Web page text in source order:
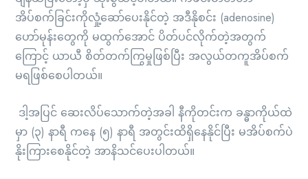
အိပ်စက်ခြင်းကိုလှုံ့ဆော်ပေးနိုင်တဲ့ အဒီနိုစင်း (adenosine)
ဟော်မုန်းတွေကို မထွက်အောင် ပိတ်ပင်လိုက်တဲ့အတွက်
ကြောင့် ယာယီ စိတ်တက်ကြွမှုဖြစ်ပြီး အလွယ်တကူအိပ်စက်
မရဖြစ်စေပါတယ်။
ဒါ့အပြင် ဆေးလိပ်သောက်တဲ့အခါ နီကိုတင်းက ခန္ဓာကိုယ်ထဲ
မှာ (၃) နာရီ ကနေ (၅) နာရီ အတွင်းထိရှိနေနိုင်ပြီး မအိပ်စက်ပဲ
နိုးကြားစေနိုင်တဲ့ အာနိသင်ပေးပါတယ်။